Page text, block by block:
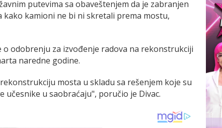
putevima sa obaveštenjem da je zabranjen
kamioni ne bi ni skretali prema mostu,
o odobrenju za izvođenje radova na rekonstrukciji
naredne godine.
mosta u skladu sa rešenjem koje su
učesnike u saobraćaju", poručio je Divac.